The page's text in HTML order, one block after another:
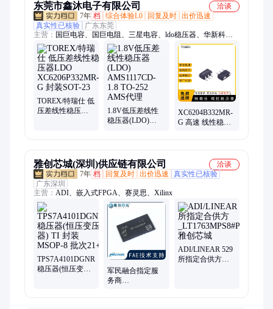
东莞市鑫沐电子有限公司
洽谈
7年 档 综合体验L0 回复及时 出价迅速
真实性已核验
广东东莞
主营： 国巨电容、国巨电阻、三星电容、ldo稳压器、华新科、
伍尔特电感、二极管、三极管、贴片电感、lm317to-220、贴片排
阻、贴片电阻、贴片电容、贴片磁珠、贴片滤波器、
s8050s0t23、旺诠电阻、厚声电阻
TOREX/特瑞仕 低
压差线性稳压器
1.8V低压差线性
稳压器(LDO)
XC6204B332MR-
G 高速 线性稳压
雅创芯城(深圳)供应链有限公司
洽谈
7年 档 回复及时 出价迅速
真实性已核验
广东深圳
主营： ADI、嵌入式FPGA、赛灵思、Xilinx
TPS7A4101DGNR
稳压器(恒压变压
军民融合指定服
务商
ADI/LINEAR 529
所指定合供方